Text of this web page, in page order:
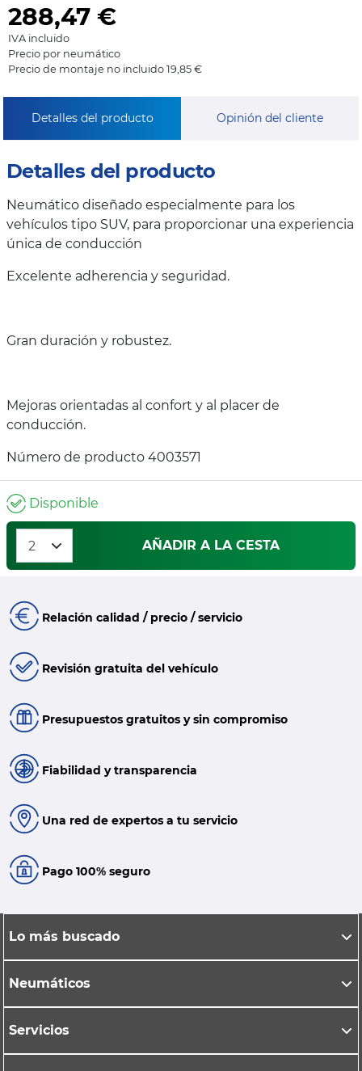
288,47 €
IVA incluido
Precio por neumático
Precio de montaje no incluido 19,85 €
Detalles del producto Opinión del cliente
Detalles del producto
Neumático diseñado especialmente para los
vehículos tipo SUV, para proporcionar una experiencia
única de conducción
Excelente adherencia y seguridad.
Gran duración y robustez.
Mejoras orientadas al confort y al placer de
conducción.
Número de producto 4003571
Disponible
AÑADIR A LA CESTA
Relación calidad / precio / servicio
Revisión gratuita del vehículo
Presupuestos gratuitos y sin compromiso
Fiabilidad y transparencia
Una red de expertos a tu servicio
Pago 100% seguro
Lo más buscado
Neumáticos
Servicios